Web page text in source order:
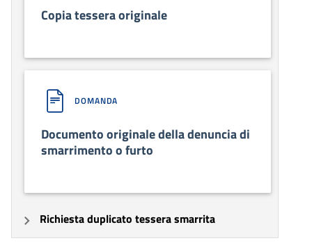
Copia tessera originale
DOMANDA
Documento originale della denuncia di
smarrimento o furto
Richiesta duplicato tessera smarrita